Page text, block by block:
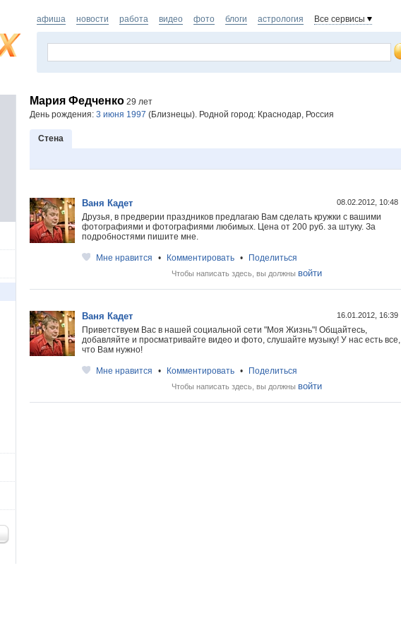
афиша новости работа видео фото блоги астрология Все сервисы
Мария Федченко 29 лет
День рождения: 3 июня 1997 (Близнецы). Родной город: Краснодар, Россия
Стена
08.02.2012, 10:48
Ваня Кадет
Друзья, в предверии праздников предлагаю Вам сделать кружки с вашими
фотографиями и фотографиями любимых. Цена от 200 руб. за штуку. За
подробностями пишите мне.
Мне нравится • Комментировать • Поделиться
Чтобы написать здесь, вы должны войти
16.01.2012, 16:39
Ваня Кадет
Приветствуем Вас в нашей социальной сети "Моя Жизнь"! Общайтесь,
добавляйте и просматривайте видео и фото, слушайте музыку! У нас есть все,
что Вам нужно!
Мне нравится • Комментировать • Поделиться
Чтобы написать здесь, вы должны войти